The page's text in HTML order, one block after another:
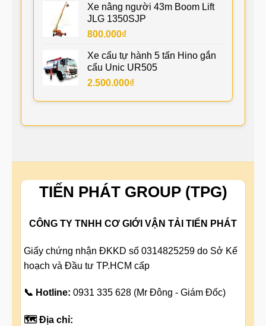
Xe nâng người 43m Boom Lift
JLG 1350SJP
800.000₫
Xe cẩu tự hành 5 tấn Hino gắn
cẩu Unic UR505
2.500.000₫
TIẾN PHÁT GROUP (TPG)
CÔNG TY TNHH CƠ GIỚI VẬN TẢI TIẾN PHÁT
Giấy chứng nhận ĐKKD số 0314825259 do Sở Kế
hoạch và Đầu tư TP.HCM cấp
📞 Hotline: 0931 335 628 (Mr Đông - Giám Đốc)
🗺️ Địa chỉ: